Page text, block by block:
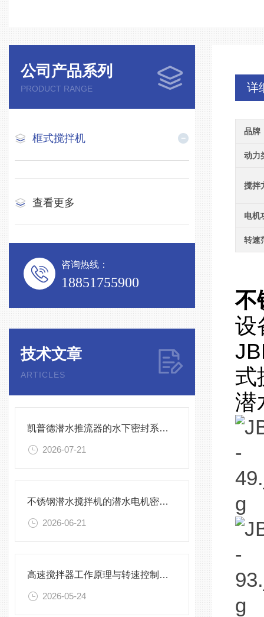
公司产品系列
PRODUCT RANGE
框式搅拌机
查看更多
咨询热线：
18851755900
技术文章
ARTICLES
凯普德潜水推流器的水下密封系统维护全流程指南说明
2026-07-21
不锈钢潜水搅拌机的潜水电机密封与泄漏保护
2026-06-21
高速搅拌器工作原理与转速控制技术分析
2026-05-24
详
品牌
动力
搅拌
电机
转速
不
设
式
潜